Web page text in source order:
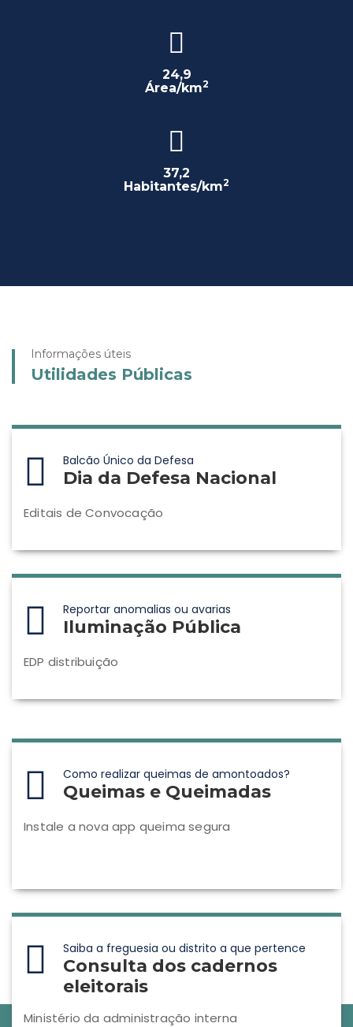
24,9
Área/km2
37,2
Habitantes/km2
Informações úteis
Utilidades Públicas
Balcão Único da Defesa
Dia da Defesa Nacional
Editais de Convocação
Reportar anomalias ou avarias
Iluminação Pública
EDP distribuição
Como realizar queimas de amontoados?
Queimas e Queimadas
Instale a nova app queima segura
Saiba a freguesia ou distrito a que pertence
Consulta dos cadernos
eleitorais
Ministério da administração interna